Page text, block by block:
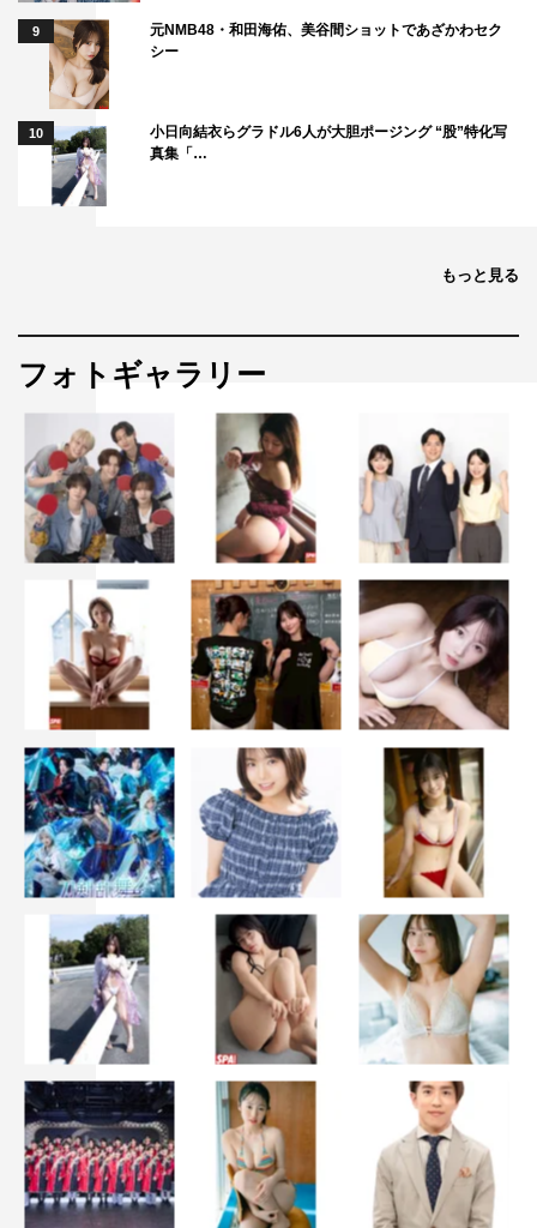
9
元NMB48・和田海佑、美谷間ショットであざかわセク
シー
10
小日向結衣らグラドル6人が大胆ポージング “股”特化写
真集「…
もっと見る
フォトギャラリー